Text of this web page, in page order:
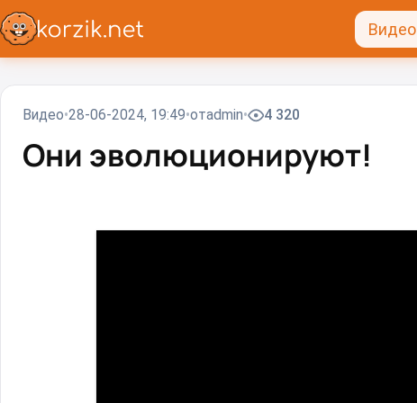
Видео
Видео 28-06-2024, 19:49 отadmin 4 320
Они эволюционируют!